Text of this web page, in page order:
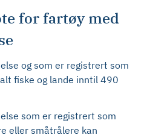
for fartøy med
og som er registrert som
fiske og lande inntil 490
som er registrert som
eller småtrålere kan